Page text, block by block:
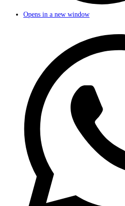
Opens in a new window